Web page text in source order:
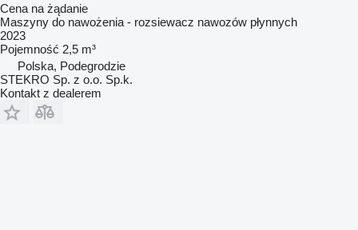
Cena na żądanie
Maszyny do nawożenia - rozsiewacz nawozów płynnych
2023
Pojemność 2,5 m³
Polska, Podegrodzie
STEKRO Sp. z o.o. Sp.k.
Kontakt z dealerem